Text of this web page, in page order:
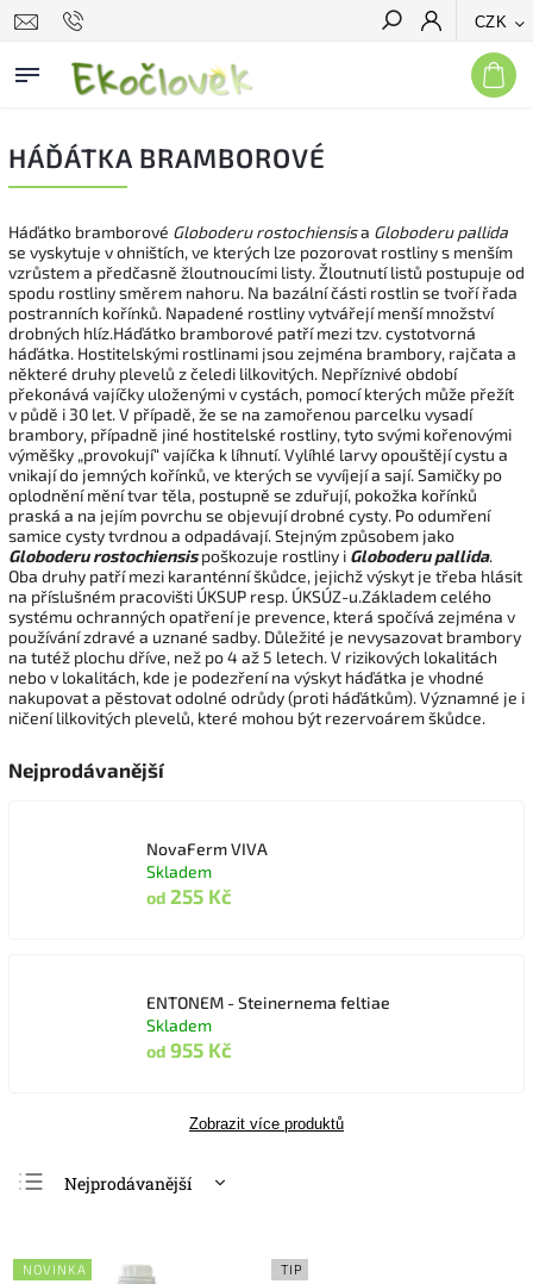
CZK
Hledat
HÁĎÁTKA BRAMBOROVÉ
Háďátko bramborové Globoderu rostochiensisa Globoderu pallida
se vyskytuje v ohništích, ve kterých lze pozorovat rostliny s menším
vzrůstem a předčasně žloutnoucími listy. Žloutnutí listů postupuje od
spodu rostliny směrem nahoru. Na bazální části rostlin se tvoří řada
postranních kořínků. Napadené rostliny vytvářejí menší množství
drobných hlíz.Háďátko bramborové patří mezi tzv. cystotvorná
háďátka. Hostitelskými rostlinami jsou zejména brambory, rajčata a
některé druhy plevelů z čeledi lilkovitých. Nepříznivé období
překonává vajíčky uloženými v cystách, pomocí kterých může přežít
v půdě i 30 let. V případě, že se na zamořenou parcelku vysadí
brambory, případně jiné hostitelské rostliny, tyto svými kořenovými
výměšky „provokují“ vajíčka k líhnutí. Vylíhlé larvy opouštějí cystu a
vnikají do jemných kořínků, ve kterých se vyvíjejí a sají. Samičky po
oplodnění mění tvar těla, postupně se zduřují, pokožka kořínků
praská a na jejím povrchu se objevují drobné cysty. Po odumření
samice cysty tvrdnou a odpadávají. Stejným způsobem jako
Globoderu rostochiensispoškozuje rostliny i Globoderu pallida.
Oba druhy patří mezi karanténní škůdce, jejichž výskyt je třeba hlásit
na příslušném pracovišti ÚKSUP resp. ÚKSÚZ-u.Základem celého
systému ochranných opatření je prevence, která spočívá zejména v
používání zdravé a uznané sadby. Důležité je nevysazovat brambory
na tutéž plochu dříve, než po 4 až 5 letech. V rizikových lokalitách
nebo v lokalitách, kde je podezření na výskyt háďátka je vhodné
nakupovat a pěstovat odolné odrůdy (proti háďátkům). Významné je i
ničení lilkovitých plevelů, které mohou být rezervoárem škůdce.
Nejprodávanější
NovaFerm VIVA
Skladem
od 255 Kč
ENTONEM - Steinernema feltiae
Skladem
od 955 Kč
Zobrazit více produktů
Nejprodávanější
Nejdražší
NOVINKA TIP